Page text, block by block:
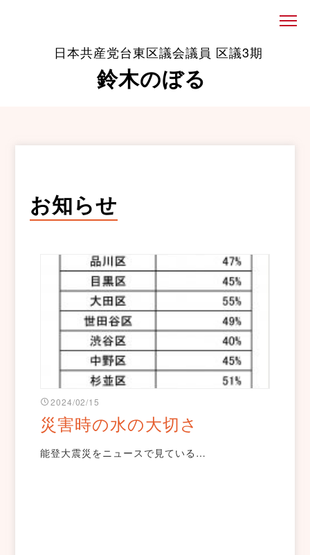
日本共産党台東区議会議員 区議3期
鈴木のぼる
お知らせ
2024/02/15
災害時の水の大切さ
能登大震災をニュースで見ている…